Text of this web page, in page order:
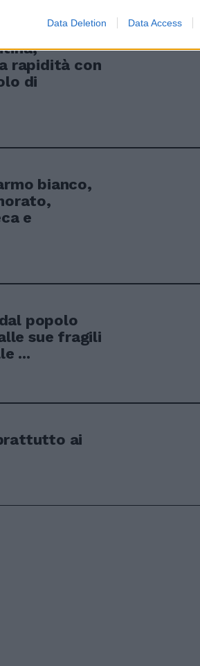
Data Deletion Data Access
rapidità con
di
bianco,
e
popolo
sue fragili
...
ai